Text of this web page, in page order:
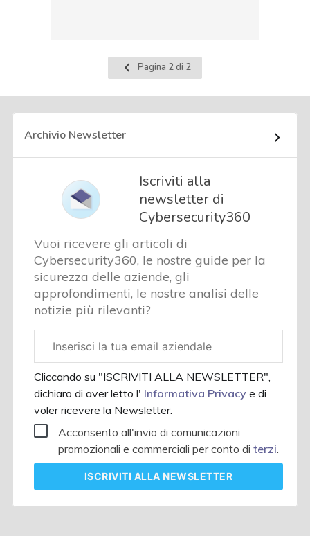
Pagina
precedente
Pagina 2 di 2
Archivio Newsletter
Iscriviti alla
newsletter di
Cybersecurity360
Vuoi ricevere gli articoli di
Cybersecurity360, le nostre guide per la
sicurezza delle aziende, gli
approfondimenti, le nostre analisi delle
notizie più rilevanti?
aziendale
Cliccando su "ISCRIVITI ALLA NEWSLETTER",
dichiaro di aver letto l' Informativa Privacye di
voler ricevere la Newsletter.
Acconsento all'invio di comunicazioni
promozionali e commerciali per conto diterzi.
ISCRIVITI ALLA NEWSLETTER